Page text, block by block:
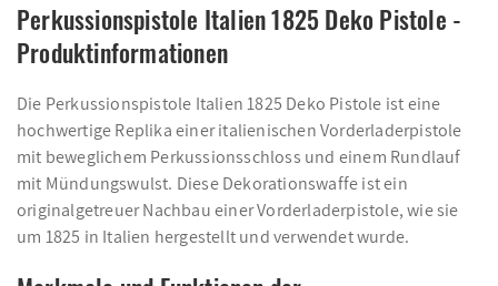
Perkussionspistole Italien 1825 Deko Pistole -
Produktinformationen
Die Perkussionspistole Italien 1825 Deko Pistole ist eine
hochwertige Replika einer italienischen Vorderladerpistole
mit beweglichem Perkussionsschloss und einem Rundlauf
mit Mündungswulst. Diese Dekorationswaffe ist ein
originalgetreuer Nachbau einer Vorderladerpistole, wie sie
um 1825 in Italien hergestellt und verwendet wurde.